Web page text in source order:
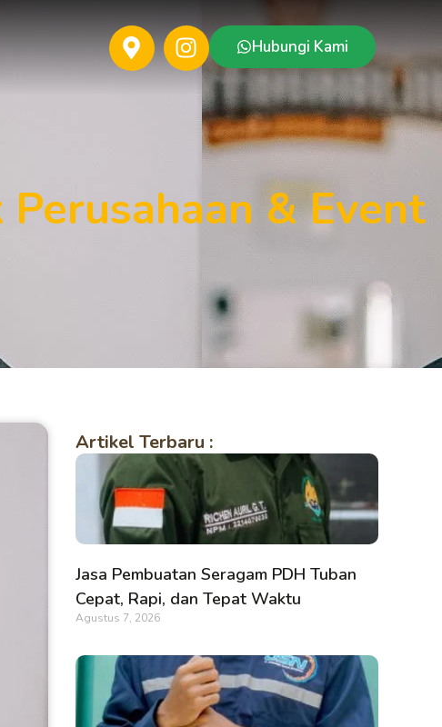
Hubungi Kami
& Event
Artikel Terbaru :
Jasa Pembuatan Seragam PDH Tuban
Cepat, Rapi, dan Tepat Waktu
Agustus 7, 2026